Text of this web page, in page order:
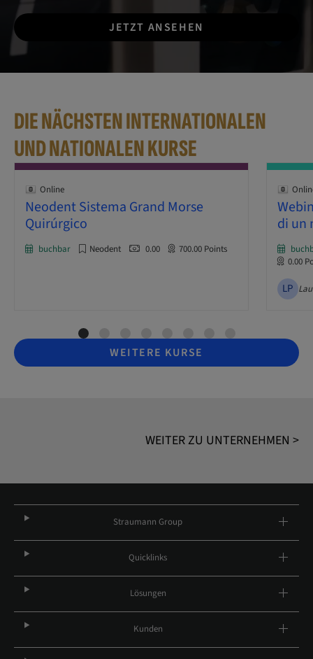
JETZT ANSEHEN
DIE NÄCHSTEN INTERNATIONALEN
UND NATIONALEN KURSE
Online
Neodent Sistema Grand Morse
Quirúrgico
buchbar Neodent 0.00 700.00 Points
di un
0.00
LP
WEITERE KURSE
WEITER ZU UNTERNEHMEN >
Straumann Group
Quicklinks
Lösungen
Kunden